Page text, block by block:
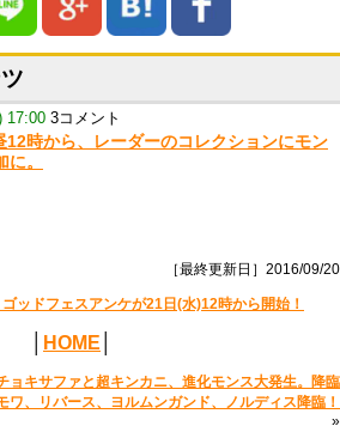
17:00 3コメント
12時から、レーダーのコレクションにモン
。
［最終更新日］2016/09/20
ッドフェスアンケが21日(水)12時から開始！
HOME
ョキサファと超キンカニ、進化モンス大発生。降臨
ワ、リバース、ヨルムンガンド、ノルディス降臨！
»